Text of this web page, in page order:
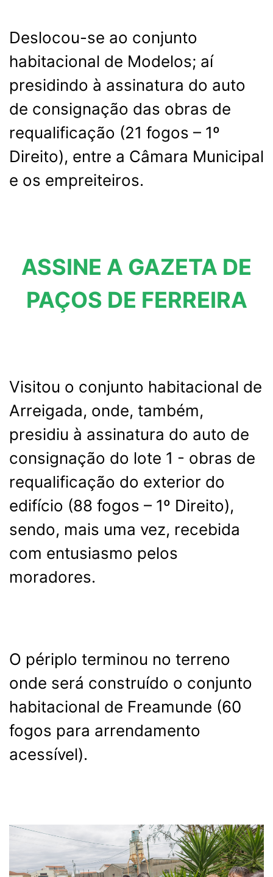
Deslocou-se ao conjunto
habitacional de Modelos; aí
presidindo à assinatura do auto
de consignação das obras de
requalificação (21 fogos – 1º
Direito), entre a Câmara Municipal
e os empreiteiros.
ASSINE A GAZETA DE
PAÇOS DE FERREIRA
Visitou o conjunto habitacional de
Arreigada, onde, também,
presidiu à assinatura do auto de
consignação do lote 1 - obras de
requalificação do exterior do
edifício (88 fogos – 1º Direito),
sendo, mais uma vez, recebida
com entusiasmo pelos
moradores.
O périplo terminou no terreno
onde será construído o conjunto
habitacional de Freamunde (60
fogos para arrendamento
acessível).